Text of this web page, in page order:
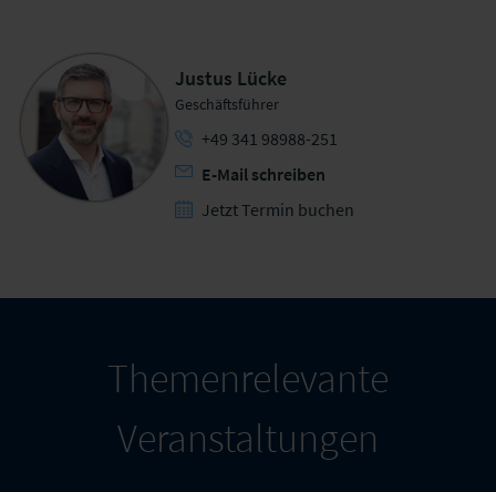
Justus Lücke
Geschäftsführer
+49 341 98988-251
E-Mail schreiben
Jetzt Termin buchen
Themenrelevante
Veranstaltungen